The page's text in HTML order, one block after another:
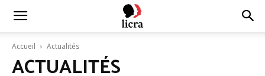
Licra
Accueil Actualités
ACTUALITÉS